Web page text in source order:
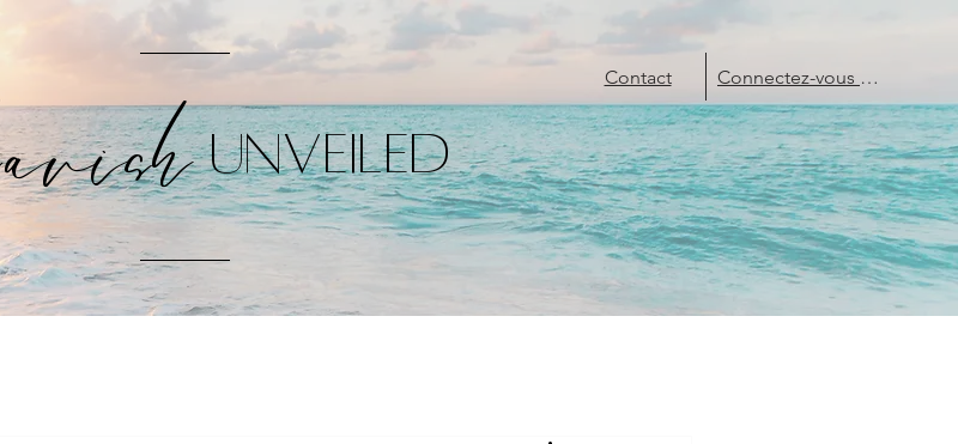
UNVEILED
Contact Connectez-vous ou Créez un compte